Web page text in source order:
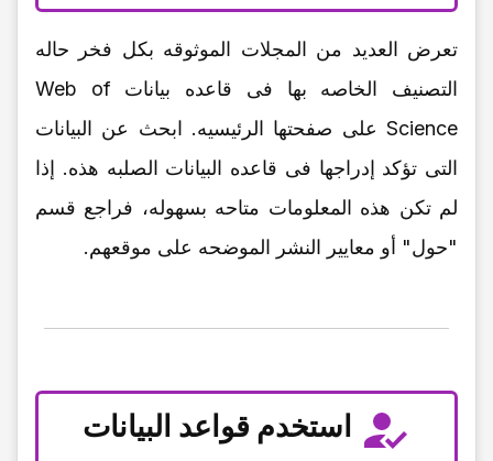
تعرض العدید من المجلات الموثوقه بکل فخر حاله
التصنیف الخاصه بها فی قاعده بیانات Web of
Science على صفحتها الرئیسیه. ابحث عن البیانات
التی تؤکد إدراجها فی قاعده البیانات الصلبه هذه. إذا
لم تکن هذه المعلومات متاحه بسهوله، فراجع قسم
"حول" أو معاییر النشر الموضحه على موقعهم.
استخدم قواعد البیانات